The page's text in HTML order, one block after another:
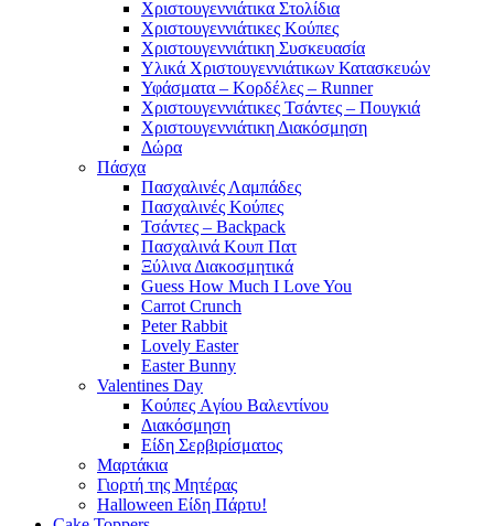
Χριστουγεννιάτικα Στολίδια
Χριστουγεννιάτικες Κούπες
Χριστουγεννιάτικη Συσκευασία
Υλικά Χριστουγεννιάτικων Κατασκευών
Υφάσματα – Κορδέλες – Runner
Χριστουγεννιάτικες Τσάντες – Πουγκιά
Χριστουγεννιάτικη Διακόσμηση
Δώρα
Πάσχα
Πασχαλινές Λαμπάδες
Πασχαλινές Κούπες
Τσάντες – Backpack
Πασχαλινά Κουπ Πατ
Ξύλινα Διακοσμητικά
Guess How Much I Love You
Carrot Crunch
Peter Rabbit
Lovely Easter
Easter Bunny
Valentines Day
Κούπες Aγίου Βαλεντίνου
Διακόσμηση
Είδη Σερβιρίσματος
Μαρτάκια
Γιορτή της Μητέρας
Halloween Είδη Πάρτυ!